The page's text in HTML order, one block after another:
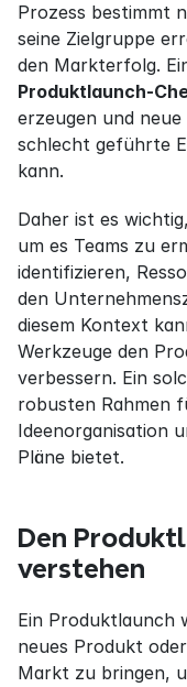
Prozess bestimmt
seine Zielgruppe
Produktlaunch-
erzeugen und
schlecht geführte
kann.
Daher ist es
um es Teams zu
identifizieren,
den
diesem Kontext
Werkzeuge den
verbessern. Ein
robusten Rahmen
Ideenorganisation
Pläne bietet.
Den
verstehen
Ein Produktlaunch
neues Produkt
Markt zu bringen,